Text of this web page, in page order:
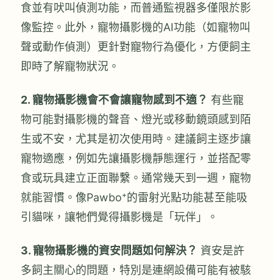
食並有吠叫偵測功能，而普通監視器多僅限於影
像監控。此外，寵物攝影機的AI功能（如寵物叫
聲或動作偵測）更針對寵物行為優化，方便飼主
即時了解寵物狀況。
2. 寵物攝影機會不會讓寵物感到不適？ 有些寵
物可能對攝影機的聲音、燈光或移動鏡頭感到陌
生或不安，尤其是初次使用時。建議飼主逐步讓
寵物適應，例如先讓攝影機靜態運行，並搭配零
食或玩具建立正面聯繫。通常幾天到一週，寵物
就能習慣。像Pawbo⁺的雷射光點功能甚至能吸
引貓咪，讓牠們覺得攝影機是「玩伴」。
3. 寵物攝影機的資安問題如何解決？ 資安是許
多飼主關心的問題，特別是連網設備可能有被駭